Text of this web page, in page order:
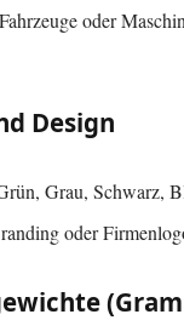
oder
Design
Grau, Schwarz,
oder